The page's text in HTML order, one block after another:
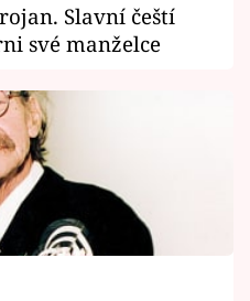
Slavní čeští
své manželce